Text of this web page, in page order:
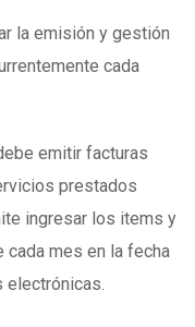
la emisión y gestión
cada
emitir facturas
prestados
ingresar los items y
cada mes en la fecha
electrónicas.